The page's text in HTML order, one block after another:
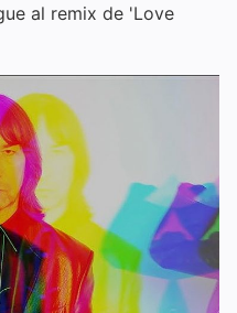
al remix de 'Love